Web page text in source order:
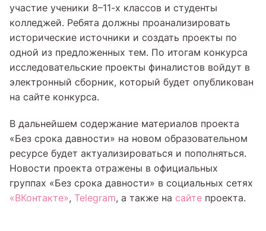
участие ученики 8–11-х классов и студенты
колледжей. Ребята должны проанализировать
исторические источники и создать проекты по
одной из предложенных тем. По итогам конкурса
исследовательские проекты финалистов войдут в
электронный сборник, который будет опубликован
на сайте конкурса.
В дальнейшем содержание материалов проекта
«Без срока давности» на новом образовательном
ресурсе будет актуализироваться и пополняться.
Новости проекта отражены в официальных
группах «Без срока давности» в социальных сетях
«ВКонтакте», Telegram, а также на сайте проекта.